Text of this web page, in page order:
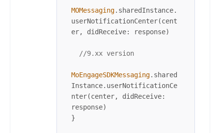
MOMessaging.sharedInstance.
userNotificationCenter(cent
er, didReceive: response)
//9.xx version
MoEngageSDKMessaging.shared
Instance.userNotificationCe
nter(center, didReceive:
response)
}